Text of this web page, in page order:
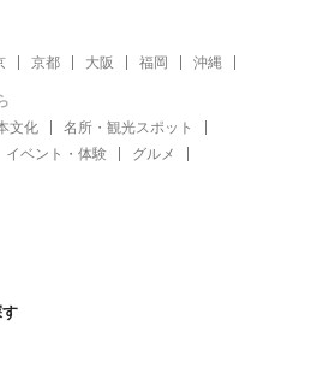
京都 大阪 福岡 沖縄
文化
名所・観光スポット
イベント・体験
グルメ